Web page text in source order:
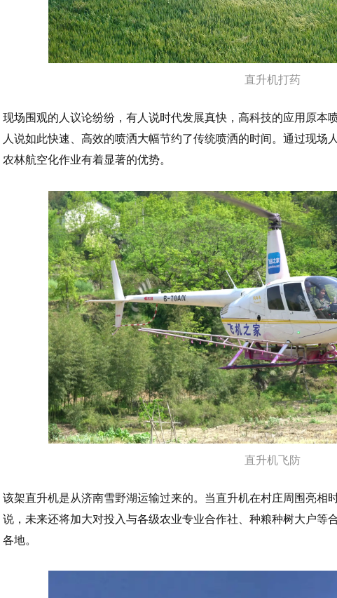
直升机打药
现场围观的人议论纷纷，有人说时代发展真快，高科技的应用原本
人说如此快速、高效的喷洒大幅节约了传统喷洒的时间。通过现场
农林航空化作业有着显著的优势。
直升机飞防
该架直升机是从济南雪野湖运输过来的。当直升机在村庄周围亮相
说，未来还将加大对投入与各级农业专业合作社、种粮种树大户等
各地。